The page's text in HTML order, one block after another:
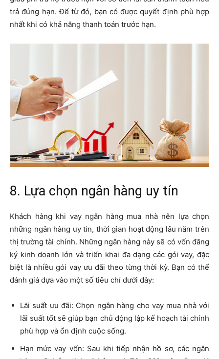
cần phải trả khi thanh toán nợ trước hạn.
Phí phạt trả chậm: Là số tiền phạt khi khách hàng
không hoàn thành nghĩa vụ thanh toán đúng thời hạn.
Bên cạnh đó, khi có tài chính dư dả thì bạn nên tính toán
giữa phí trả nợ trước hạn với số tiền lãi cần thanh toán nếu
trả đúng hạn. Để từ đó, bạn có được quyết định phù hợp
nhất khi có khả năng thanh toán trước hạn.
8. Lựa chọn ngân hàng uy tín
Khách hàng khi vay ngân hàng mua nhà nên lựa chọn
những ngân hàng uy tín, thời gian hoạt động lâu năm trên
thị trường tài chính. Những ngân hàng này sẽ có vốn đăng
biệt là nhiều gói vay ưu đãi theo từng thời kỳ. Bạn có thể